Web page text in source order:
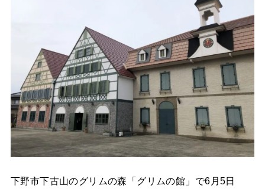
下野市下古山のグリムの森「グリムの館」で6月5日